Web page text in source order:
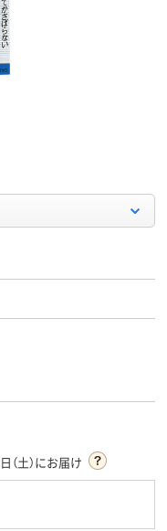
（土）にお届け